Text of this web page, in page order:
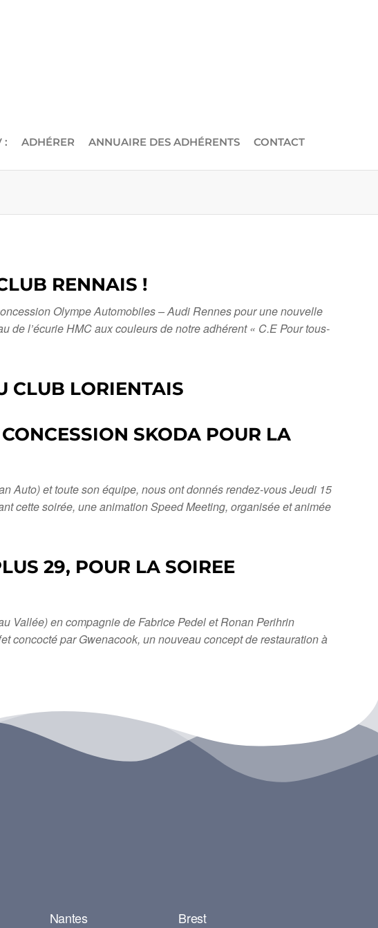
: ADHÉRER ANNUAIRE DES ADHÉRENTS CONTACT
RENNAIS !
Olympe Automobiles – Audi Rennes pour une nouvelle
l’écurie HMC aux couleurs de notre adhérent « C.E Pour tous-
CLUB LORIENTAIS
SKODA POUR LA
Auto) et toute son équipe, nous ont donnés rendez-vous Jeudi 15
cette soirée, une animation Speed Meeting, organisée et animée
29, POUR LA SOIREE
Vallée) en compagnie de Fabrice Pedel et Ronan Perihrin
concocté par Gwenacook, un nouveau concept de restauration à
Nantes Brest